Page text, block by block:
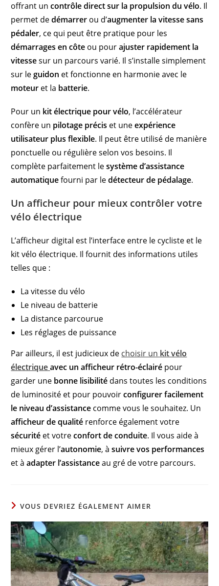
offrant uncontrôle direct sur la propulsion du vélo. Il
permet dedémarrer ou d’augmenter la vitesse sans
pédaler, ce qui peut être pratique pour les
démarrages en côte ou pourajuster rapidement la
vitessesur un parcours varié. Il s’installe simplement
sur leguidon et fonctionne en harmonie avec le
moteur et la batterie.
Pour un kit électrique pour vélo, l’accélérateur
confère un pilotage précis et uneexpérience
utilisateur plus flexible. Il peut être utilisé de manière
ponctuelle ou régulière selon vos besoins. Il
complète parfaitement lesystème d’assistance
automatiquefourni par ledétecteur de pédalage.
Un afficheur pour mieux contrôler votre
vélo électrique
L’afficheur digital est l’interface entre le cycliste et le
kit vélo électrique. Il fournit des informations utiles
telles que :
La vitesse du vélo
Le niveau de batterie
La distance parcourue
Les réglages de puissance
Par ailleurs, il est judicieux de choisir un kit vélo
électriqueavec un afficheur rétro-éclairé pour
garder une bonne lisibilité dans toutes les conditions
de luminosité et pour pouvoirconfigurer facilement
le niveau d’assistance comme vous le souhaitez. Un
afficheur de qualité renforce également votre
sécurité et votreconfort de conduite. Il vous aide à
mieux gérer l’autonomie, àsuivre vos performances
et àadapter l’assistanceau gré de votre parcours.
VOUS DEVRIEZ ÉGALEMENT AIMER